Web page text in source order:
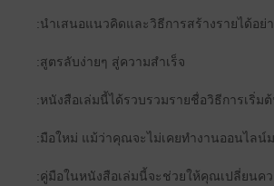
:นำเสนอแนวคิดและวิธีการสร้างรายได้อย่
:สูตรลับง่ายๆ สู่ความสำเร็จ
:หนังสือเล่มนี้ได้รวบรวมรายชื่อวิธีการเริ่
:มือใหม่ แม้ว่าคุณจะไม่เคยทำงานออนไลน์
:คู่มือในหนังสือเล่มนี้จะช่วยให้คุณเปลี่ยนค